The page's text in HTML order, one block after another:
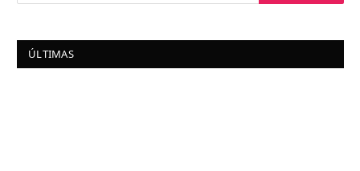
ÚLTIMAS